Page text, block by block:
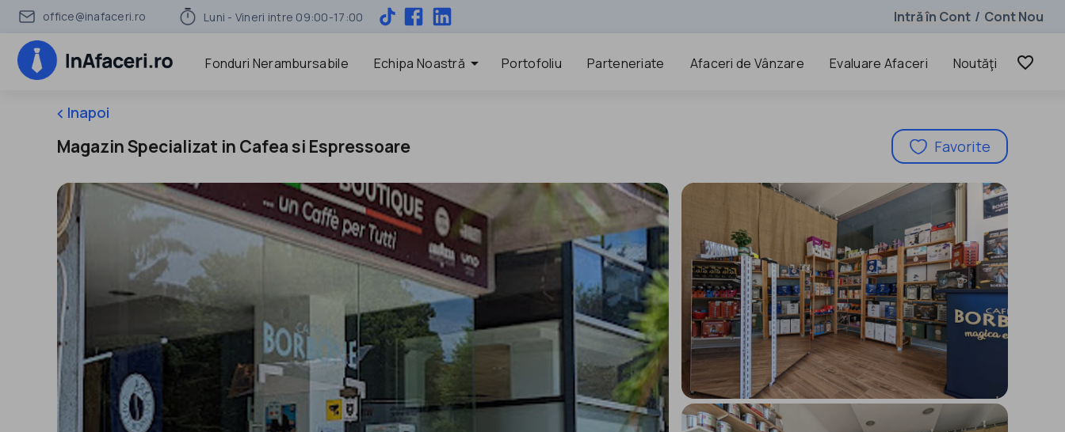
office@inafaceri.ro Luni - Vineri intre 09:00-17:00 Intră în Cont / Cont Nou
Fonduri Nerambursabile Echipa Noastră arrow_drop_down Portofoliu Parteneriate Afaceri de Vânzare Evaluare Afaceri Noutăţi favorite_border
keyboard_arrow_leftInapoi
Magazin Specializat in Cafea si Espressoare Favorite